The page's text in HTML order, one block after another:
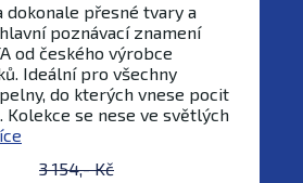
dokonale přesné tvary a
poznávací znamení
od českého výrobce
Ideální pro všechny
do kterých vnese pocit
Kolekce se nese ve světlých
3 154,- Kč